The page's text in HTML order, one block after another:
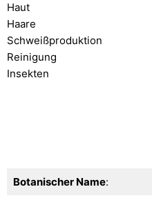
Haut
Haare
Schweißproduktion
Reinigung
Insekten
Botanischer Name: